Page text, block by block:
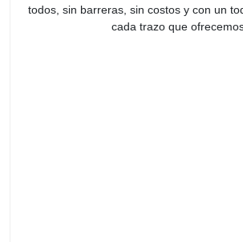
todos, sin barreras, sin costos y con un
cada trazo que